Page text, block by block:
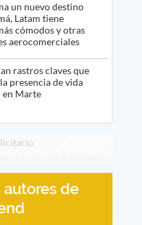
un nuevo destino
Latam tiene
cómodos y otras
aerocomerciales
rastros claves que
presencia de vida
en Marte
autores de